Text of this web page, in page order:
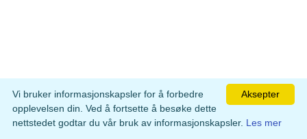
Aksepter
Vi bruker informasjonskapsler for å forbedre
opplevelsen din. Ved å fortsette å besøke dette
nettstedet godtar du vår bruk av informasjonskapsler. Les mer